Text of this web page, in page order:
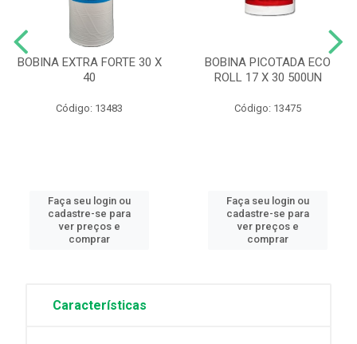
BOBINA EXTRA FORTE 30 X
40
Código: 13483
Faça seu login ou
cadastre-se para
ver preços e
comprar
BOBINA PICOTADA ECO
ROLL 17 X 30 500UN
Código: 13475
Faça seu login ou
cadastre-se para
ver preços e
comprar
Características